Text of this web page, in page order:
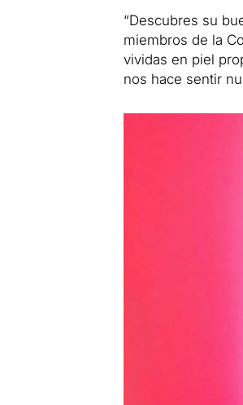
“Descubres su
miembros de la
vividas en piel
nos hace sentir